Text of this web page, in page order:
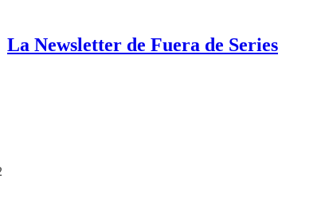
La Newsletter de Fuera de Series